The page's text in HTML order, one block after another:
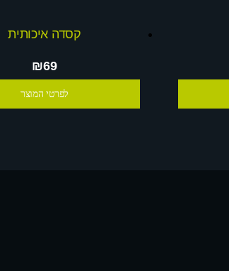
קסדה איכותית
₪69
לפרטי המוצר